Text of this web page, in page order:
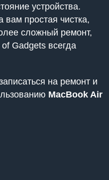
устройства.
вам простая чистка,
сложный ремонт,
Gadgets всегда
на ремонт и
MacBook Air